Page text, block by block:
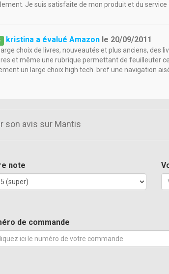
Je suis satisfaite de mon produit et du
kristina a évalué Amazon le 20/09/2011
choix de livres, nouveautés et plus anciens, des
et même une rubrique permettant de feuilleuter
un large choix high tech. bref une navigation
son avis sur Mantis
note
de commande